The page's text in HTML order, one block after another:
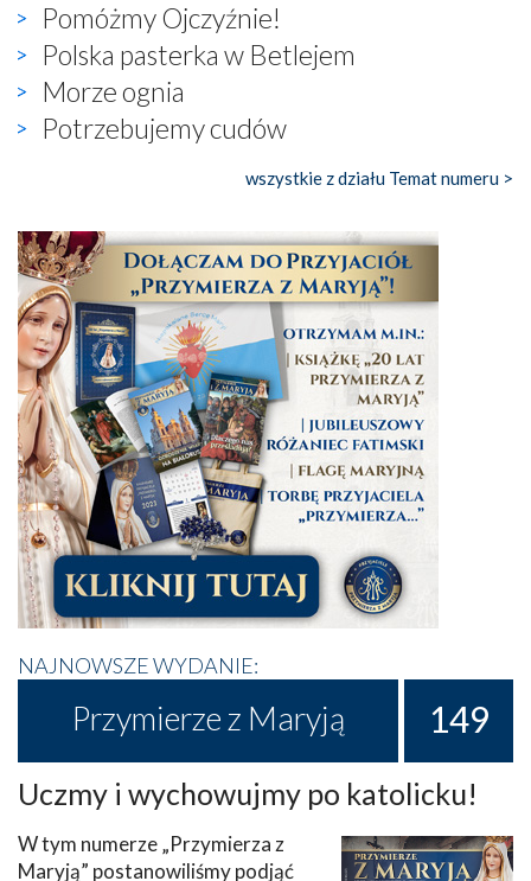
Pomóżmy Ojczyźnie!
Polska pasterka w Betlejem
Morze ognia
Potrzebujemy cudów
wszystkie z działu Temat numeru >
NAJNOWSZE WYDANIE:
Przymierze z Maryją 149
Uczmy i wychowujmy po katolicku!
W tym numerze „Przymierza z
Maryją” postanowiliśmy podjąć